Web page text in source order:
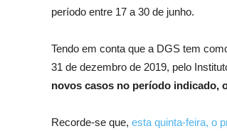
período entre 17 a 30 de junho.
Tendo em conta que a DGS tem
31 de dezembro de 2019, pelo
novos casos no período indicado,
Recorde-se que, esta quinta-feira, o